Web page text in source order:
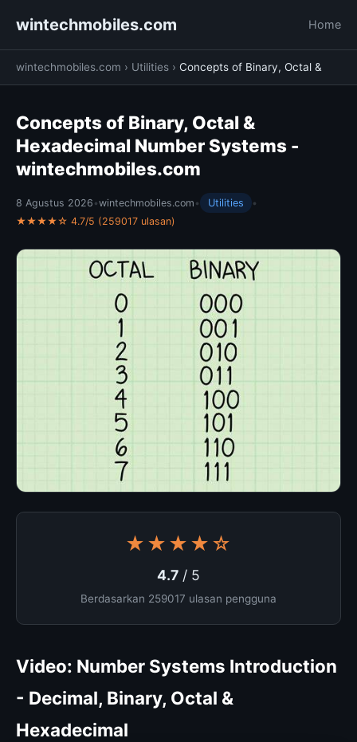
wintechmobiles.com Home
wintechmobiles.com › Utilities › Concepts of Binary, Octal &
Concepts of Binary, Octal &
Hexadecimal Number Systems -
wintechmobiles.com
8 Agustus 2026 •wintechmobiles.com • Utilities
•
★★★★☆ 4.7/5 (259017 ulasan)
★★★★☆
4.7 / 5
Berdasarkan 259017 ulasan pengguna
Video: Number Systems Introduction
- Decimal, Binary, Octal &
Hexadecimal